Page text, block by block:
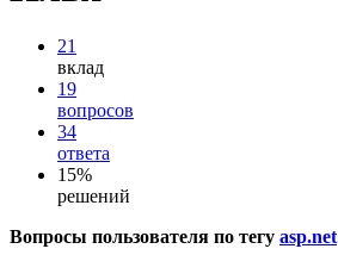
21
вклад
19
вопросов
34
ответа
15%
решений
Вопросы пользователя по тегу asp.net